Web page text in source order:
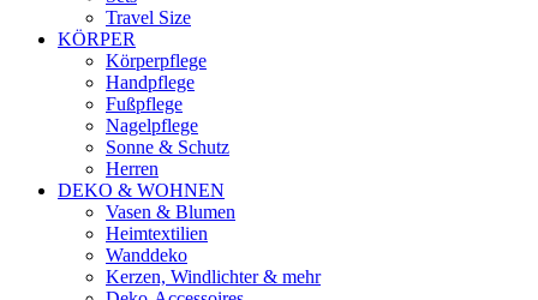
Travel Size
KÖRPER
Körperpflege
Handpflege
Fußpflege
Nagelpflege
Sonne & Schutz
Herren
DEKO & WOHNEN
Vasen & Blumen
Heimtextilien
Wanddeko
Kerzen, Windlichter & mehr